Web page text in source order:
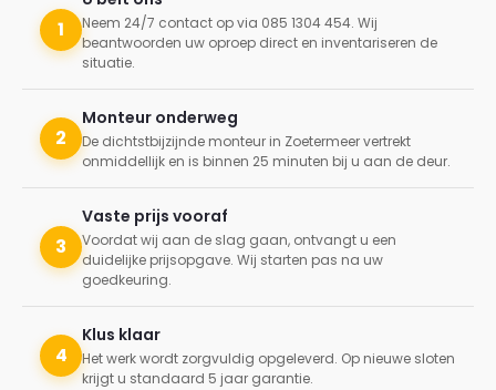
1
Neem 24/7 contact op via 085 1304 454. Wij
beantwoorden uw oproep direct en inventariseren de
situatie.
2
Monteur onderweg
De dichtstbijzijnde monteur in Zoetermeer vertrekt
onmiddellijk en is binnen 25 minuten bij u aan de deur.
3
Vaste prijs vooraf
Voordat wij aan de slag gaan, ontvangt u een
duidelijke prijsopgave. Wij starten pas na uw
goedkeuring.
4
Klus klaar
Het werk wordt zorgvuldig opgeleverd. Op nieuwe sloten
krijgt u standaard 5 jaar garantie.